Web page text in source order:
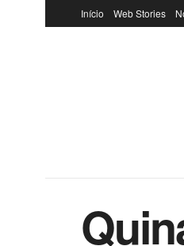
Início Web Stories